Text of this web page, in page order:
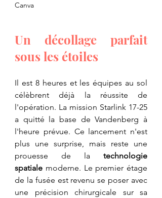
Canva
​Un décollage parfait
sous les étoiles
​Il est 8 heures et les équipes au sol
célèbrent déjà la réussite de
l'opération. La mission Starlink 17-25
a quitté la base de Vandenberg à
l'heure prévue. Ce lancement n'est
plus une surprise, mais reste une
prouesse de la technologie
spatiale moderne. Le premier étage
de la fusée est revenu se poser avec
une précision chirurgicale sur sa